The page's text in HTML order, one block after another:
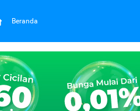
Beranda